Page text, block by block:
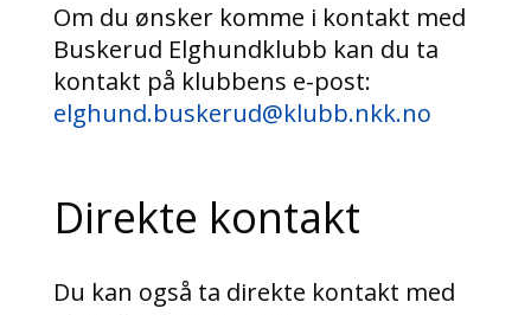
Om du ønsker komme i kontakt med
Buskerud Elghundklubb kan du ta
kontakt på klubbens e-post:
elghund.buskerud@klubb.nkk.no
Direkte kontakt
Du kan også ta direkte kontakt med